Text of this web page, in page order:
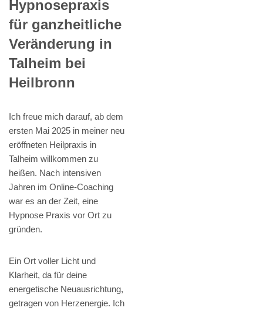
Hypnosepraxis
für ganzheitliche
Veränderung in
Talheim bei
Heilbronn
Ich freue mich darauf, ab dem
ersten Mai 2025 in meiner neu
eröffneten Heilpraxis in
Talheim willkommen zu
heißen. Nach intensiven
Jahren im Online-Coaching
war es an der Zeit, eine
Hypnose Praxis vor Ort zu
gründen.
Ein Ort voller Licht und
Klarheit, da für deine
energetische Neuausrichtung,
getragen von Herzenergie. Ich